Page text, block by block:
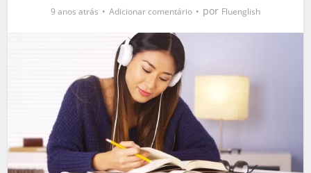
9 anos atrás Adicionar comentário por Fluenglish